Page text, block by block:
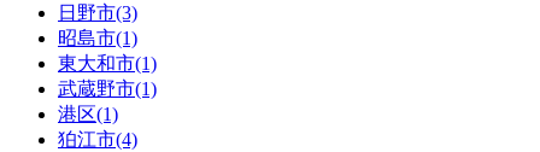
日野市(3)
昭島市(1)
東大和市(1)
武蔵野市(1)
港区(1)
狛江市(4)